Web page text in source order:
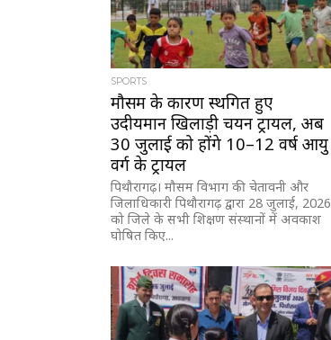
SPORTS
मौसम के कारण स्थगित हुए
उदीयमान खिलाड़ी चयन ट्रायल, अब
30 जुलाई को होंगे 10–12 वर्ष आयु
वर्ग के ट्रायल
पिथौरागढ़। मौसम विभाग की चेतावनी और
जिलाधिकारी पिथौरागढ़ द्वारा 28 जुलाई, 2026
को जिले के सभी शिक्षण संस्थानों में अवकाश
घोषित किए...